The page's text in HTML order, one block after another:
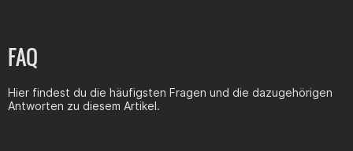
FAQ
Hier findest du die häufigsten Fragen und die dazugehörigen
Antworten zu diesem Artikel.